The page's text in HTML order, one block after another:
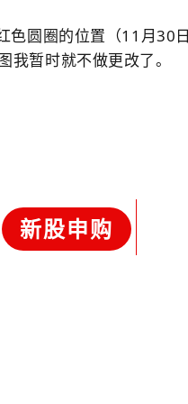
色圆圈的位置（11月30
暂时就不做更改了。
新股申购